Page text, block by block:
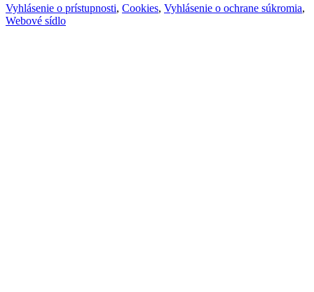
Vyhlásenie o prístupnosti, Cookies, Vyhlásenie o ochrane súkromia,
Webové sídlo